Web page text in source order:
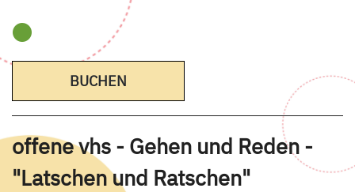
BUCHEN
offene vhs - Gehen und Reden -
"Latschen und Ratschen"